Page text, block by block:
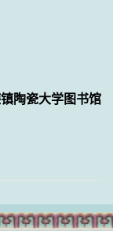
陶瓷大学图书馆